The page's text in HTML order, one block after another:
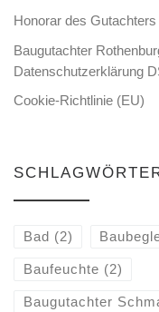
Honorar des
Baugutachter
Datenschutzerklärung
Cookie-Richtlinie (EU)
Bad (2)
Baufeuchte (2)
Baugutachter